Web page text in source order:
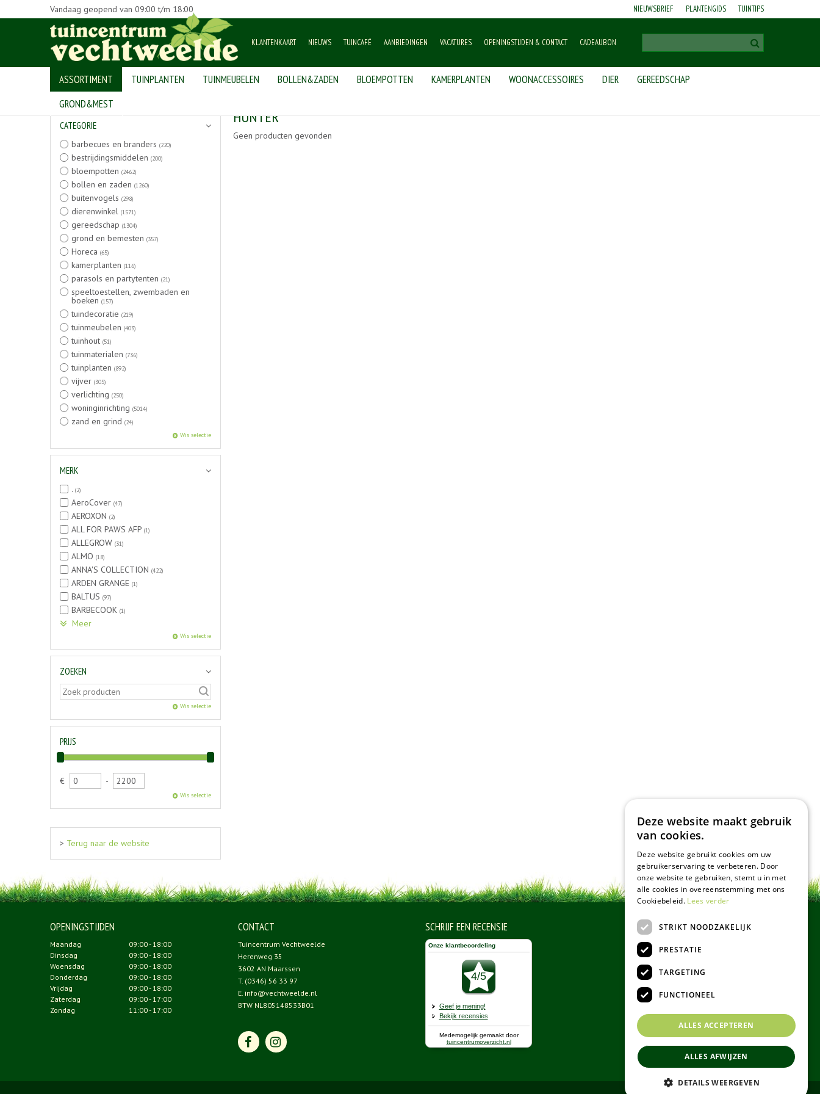
Home > Producten
Vandaag geopend van 09:00 t/m 18:00 NIEUWSBRIEF PLANTENGIDS TUINTIPS
KLANTENKAART NIEUWS TUINCAFÉ AANBIEDINGEN VACATURES OPENINGSTIJDEN & CONTACT CADEAUBON
ASSORTIMENT TUINPLANTEN TUINMEUBELEN BOLLEN&ZADEN BLOEMPOTTEN KAMERPLANTEN WOONACCESSOIRES DIER
GEREEDSCHAP
GROND&MEST
HUNTER
Geen producten gevonden
CATEGORIE
barbecues en branders (220)
bestrijdingsmiddelen (200)
bloempotten (2462)
bollen en zaden (1260)
buitenvogels (298)
dierenwinkel (1571)
gereedschap (1304)
grond en bemesten (357)
Horeca (65)
kamerplanten (116)
parasols en partytenten (21)
speeltoestellen, zwembaden en
boeken (157)
tuindecoratie (219)
tuinmeubelen (403)
tuinhout (51)
tuinmaterialen (736)
tuinplanten (892)
vijver (305)
verlichting (250)
woninginrichting (5014)
zand en grind (24)
Wis selectie
MERK
. (2)
AeroCover (47)
AEROXON (2)
ALL FOR PAWS AFP (1)
ALLEGROW (31)
ALMO (18)
ANNA'S COLLECTION (422)
ARDEN GRANGE (1)
BALTUS (97)
BARBECOOK (1)
Meer
Wis selectie
ZOEKEN
Wis selectie
PRIJS
€ -
Wis selectie
> Terug naar de website
OPENINGSTIJDEN
Maandag
09:00 - 18:00
Dinsdag
09:00 - 18:00
Woensdag
09:00 - 18:00
Donderdag
09:00 - 18:00
Vrijdag
09:00 - 18:00
Zaterdag
09:00 - 17:00
Zondag
11:00 - 17:00
CONTACT
Tuincentrum Vechtweelde
Herenweg 35
3602 AN Maarssen
T. (0346) 56 33 97
E. info@vechtweelde.nl
BTW NL805148533B01
SCHRIJF EEN RECENSIE
Deze website maakt gebruik
van cookies.
Deze website gebruikt cookies om uw
gebruikerservaring te verbeteren. Door
onze website te gebruiken, stemt u in met
alle cookies in overeenstemming met ons
Cookiebeleid. Lees verder
STRIKT NOODZAKELIJK
PRESTATIE
TARGETING
FUNCTIONEEL
ALLES ACCEPTEREN
ALLES AFWIJZEN
DETAILS WEERGEVEN